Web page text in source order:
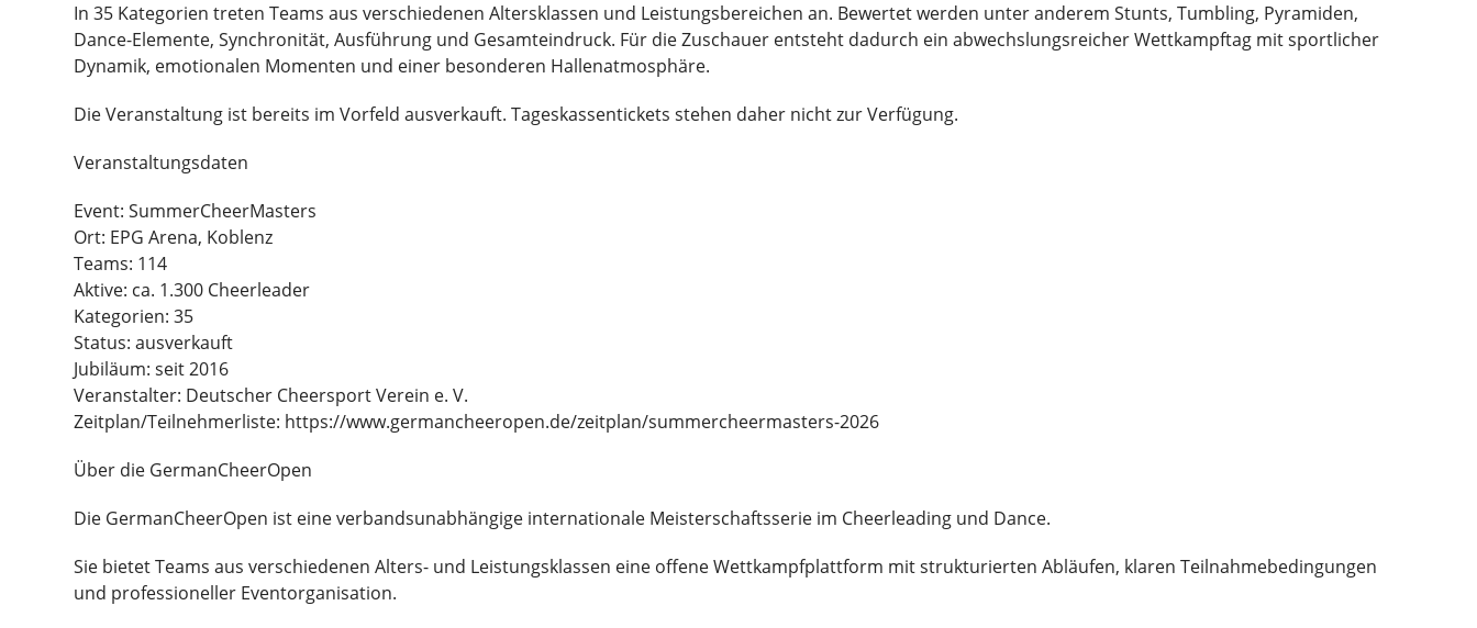
In 35 Kategorien treten Teams aus verschiedenen Altersklassen und Leistungsbereichen an. Bewertet werden unter anderem Stunts, Tumbling, Pyramiden,
Dance-Elemente, Synchronität, Ausführung und Gesamteindruck. Für die Zuschauer entsteht dadurch ein abwechslungsreicher Wettkampftag mit sportlicher
Dynamik, emotionalen Momenten und einer besonderen Hallenatmosphäre.
Die Veranstaltung ist bereits im Vorfeld ausverkauft. Tageskassentickets stehen daher nicht zur Verfügung.
Veranstaltungsdaten
Event: SummerCheerMasters
Ort: EPG Arena, Koblenz
Teams: 114
Aktive: ca. 1.300 Cheerleader
Kategorien: 35
Status: ausverkauft
Jubiläum: seit 2016
Veranstalter: Deutscher Cheersport Verein e. V.
Zeitplan/Teilnehmerliste: https://www.germancheeropen.de/zeitplan/summercheermasters-2026
Über die GermanCheerOpen
Die GermanCheerOpen ist eine verbandsunabhängige internationale Meisterschaftsserie im Cheerleading und Dance.
Sie bietet Teams aus verschiedenen Alters- und Leistungsklassen eine offene Wettkampfplattform mit strukturierten Abläufen, klaren Teilnahmebedingungen
und professioneller Eventorganisation.